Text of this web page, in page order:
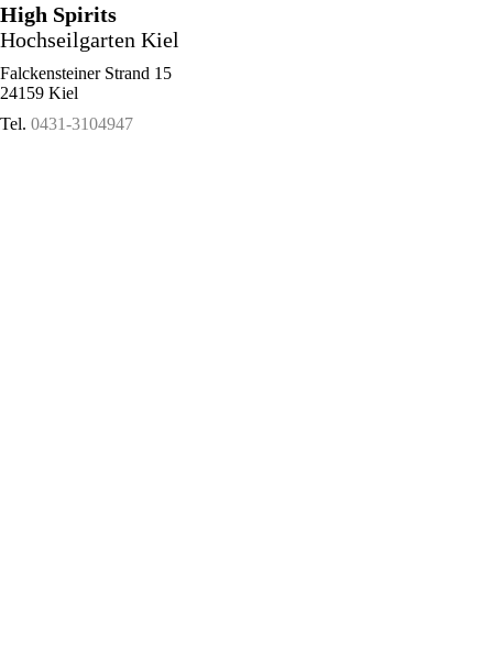
High Spirits
Hochseilgarten Kiel
Falckensteiner Strand 15
24159 Kiel
Tel. 0431-3104947